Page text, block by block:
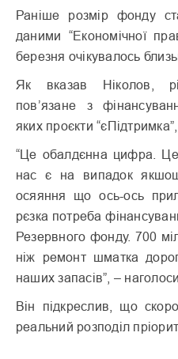
Раніше розмір фонду
даними “Економічної
березня очікувалось
Як вказав Ніколов,
пов’язане з
яких проєкти
“Це обалдєнна цифра.
нас є на випадок
осяяння що ось-ось
рєзка потреба
Резервного фонду. 700
ніж ремонт шматка
наших запасів”, –
Він підкреслив, що
реальний розподіл